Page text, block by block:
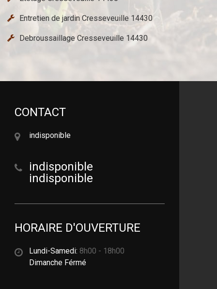
Entretien de jardin Cresseveuille 14430
Debroussaillage Cresseveuille 14430
CONTACT
indisponible
indisponible
indisponible
HORAIRE D'OUVERTURE
Lundi-Samedi: 8h00 - 18h00
Dimanche Férmé